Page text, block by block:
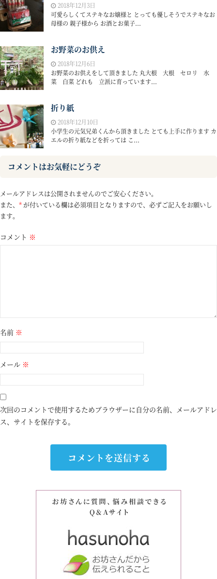
2018年12月3日
可愛らしくてステキなお嬢様と とっても優しそうでステキなお
母様の 親子様から お酒とお菓子...
お野菜のお供え
2018年12月6日
お野菜のお供えをして頂きました 丸大根 大根 セロリ 水
菜 白菜 どれも 立派に育っています...
折り紙
2018年12月10日
小学生の元気兄弟くんから頂きました とても上手に作ります カ
エルの折り紙などを折っては こ...
コメントはお気軽にどうぞ
メールアドレスは公開されませんのでご安心ください。
また、 * が付いている欄は必須項目となりますので、必ずご記入をお願いし
ます。
コメント ※
名前 ※
メール ※
次回のコメントで使用するためブラウザーに自分の名前、メールアドレ
ス、サイトを保存する。